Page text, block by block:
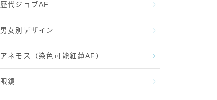
歴代ジョブAF
男女別デザイン
アネモス（染色可能紅蓮AF）
眼鏡